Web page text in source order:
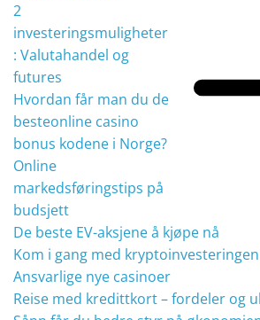
2
investeringsmuligheter
: Valutahandel og
futures
Hvordan får man du de
besteonline casino
bonus kodene i Norge?
Online
markedsføringstips på
budsjett
De beste EV-aksjene å kjøpe nå
Kom i gang med kryptoinvesteringen
Ansvarlige nye casinoer
Reise med kredittkort – fordeler og